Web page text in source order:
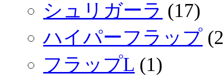
シュリガーラ (17)
ハイパーフラップ
フラップL (1)